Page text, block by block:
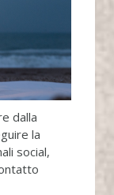
dalla
la
social,